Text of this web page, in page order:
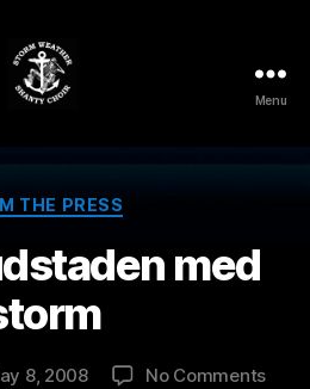
Choir
Menu
Categories
THE PRESS
med
8, 2008 No Commentson